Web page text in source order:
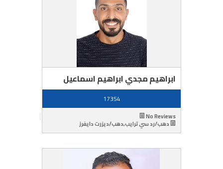
ابراهيم مجدي ابراهيم اسماعيل
17354
No Reviews
دهب/رد سي ترايب,دهب/ديزرت دايفرز